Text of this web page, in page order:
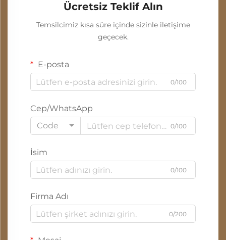
Ücretsiz Teklif Alın
Temsilcimiz kısa süre içinde sizinle iletişime
geçecek.
E-posta
0/100
Cep/WhatsApp
Code
0/100
İsim
0/100
Firma Adı
0/200